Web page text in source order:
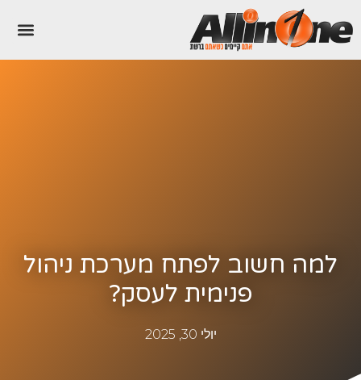
למה חשוב לפתח מערכת ניהול
פנימית לעסק?
יולי 30, 2025